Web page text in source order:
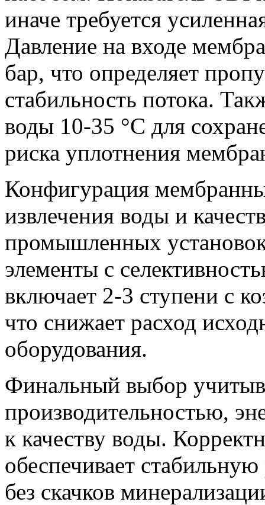
иначе требуется
Давление на входе
бар, что определяет
стабильность потока.
воды 10-35 °C для
риска уплотнения
Конфигурация
извлечения воды и
промышленных
элементы с
включает 2-3 ступени с
что снижает расход
оборудования.
Финальный выбор
производительностью,
к качеству воды.
обеспечивает
без скачков